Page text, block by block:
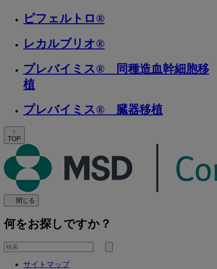
ピフェルトロ®
レカルブリオ®
プレバイミス® 同種造血幹細胞移
植
プレバイミス® 臓器移植
↑
TOP
閉じる
何をお探しですか？
を
検
サイトマップ